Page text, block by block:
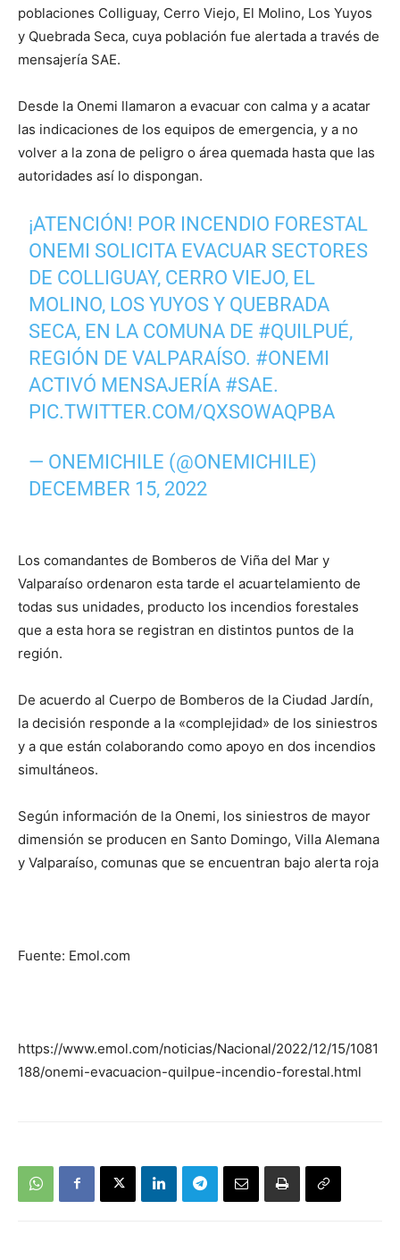
poblaciones Colliguay, Cerro Viejo, El Molino, Los Yuyos
y Quebrada Seca, cuya población fue alertada a través de
mensajería SAE.
Desde la Onemi llamaron a evacuar con calma y a acatar
las indicaciones de los equipos de emergencia, y a no
volver a la zona de peligro o área quemada hasta que las
autoridades así lo dispongan.
¡ATENCIÓN! POR INCENDIO FORESTAL
ONEMI SOLICITA EVACUAR SECTORES
DE COLLIGUAY, CERRO VIEJO, EL
MOLINO, LOS YUYOS Y QUEBRADA
SECA, EN LA COMUNA DE #QUILPUÉ,
REGIÓN DE VALPARAÍSO. #ONEMI
ACTIVÓ MENSAJERÍA #SAE.
PIC.TWITTER.COM/QXSOWAQPBA
— ONEMICHILE (@ONEMICHILE)
DECEMBER 15, 2022
Los comandantes de Bomberos de Viña del Mar y
Valparaíso ordenaron esta tarde el acuartelamiento de
todas sus unidades, producto los incendios forestales
que a esta hora se registran en distintos puntos de la
región.
De acuerdo al Cuerpo de Bomberos de la Ciudad Jardín,
la decisión responde a la «complejidad» de los siniestros
y a que están colaborando como apoyo en dos incendios
simultáneos.
Según información de la Onemi, los siniestros de mayor
dimensión se producen en Santo Domingo, Villa Alemana
y Valparaíso, comunas que se encuentran bajo alerta roja
Fuente: Emol.com
https://www.emol.com/noticias/Nacional/2022/12/15/1081
188/onemi-evacuacion-quilpue-incendio-forestal.html